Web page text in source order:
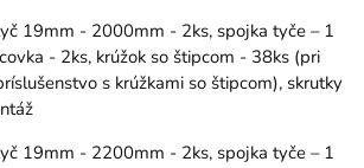
19mm - 2000mm - 2ks, spojka tyče – 1
- 2ks, krúžok so štipcom - 38ks (pri
s krúžkami so štipcom), skrutky
19mm - 2200mm - 2ks, spojka tyče – 1